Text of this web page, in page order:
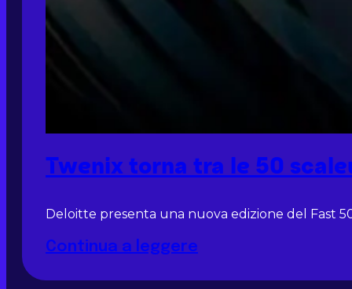
Twenix torna tra le 50
Deloitte presenta una nuova edizione del Fast
Continua a leggere